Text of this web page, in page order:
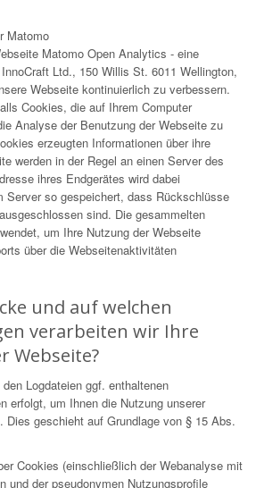
Matomo
Matomo Open Analytics - eine
Ltd., 150 Willis St. 6011 Wellington,
Webseite kontinuierlich zu verbessern.
Cookies, die auf Ihrem Computer
Analyse der Benutzung der Webseite zu
erzeugten Informationen über ihre
werden in der Regel an einen Server des
ihres Endgerätes wird dabei
Server so gespeichert, dass Rückschlüsse
sind. Die gesammelten
um Ihre Nutzung der Webseite
über die Webseitenaktivitäten
und auf welchen
verarbeiten wir Ihre
Webseite?
Logdateien ggf. enthaltenen
erfolgt, um Ihnen die Nutzung unserer
Dies geschieht auf Grundlage von § 15 Abs.
Cookies (einschließlich der Webanalyse mit
und der pseudonymen Nutzungsprofile